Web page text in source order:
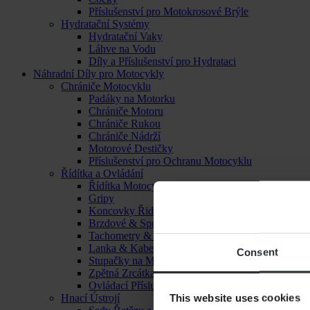
Consent
This website uses cookies
Příslušenství pro Motokrosové Brýle
Hydratační Systémy
Hydratační Vaky
Láhve na Vodu
Díly a Příslušenství pro Hydrataci
Náhradní Díly pro Motocykly
Chrániče Motocyklu
Padáky na Motorku
Chrániče Motoru
Chrániče Rukou
Chrániče Nádrží
Motorové Destičky
Příslušenství pro Ochranu Motocyklu
Řídítka a Ovládání
Řídítka Motocyklu
Gripy
Koncovky Řidítek
Brzdové & Spojkové Páčky
Tachometry & Hodiny
Lanka & Kabely
Stupačky na Motorku
Zpětná Zrcátka
Ovládací Příslušenství
Hnací Ústrojí